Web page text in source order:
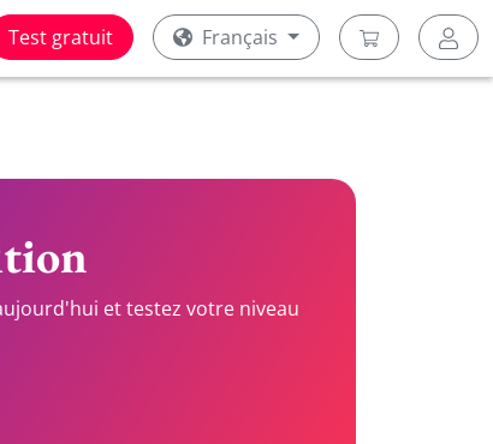
Test gratuit Français
et testez votre niveau